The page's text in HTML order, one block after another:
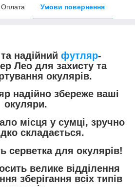
Оплата Умови повернення
надійний футляр-
Лео для захисту та
окулярів.
надійно збереже ваші
окуляри.
місця у сумці, зручно
складається.
серветка для окулярів!
велике відділення
зберігання всіх типів